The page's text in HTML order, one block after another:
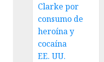
Clarke por
consumo de
heroína y
cocaína
EE. UU.